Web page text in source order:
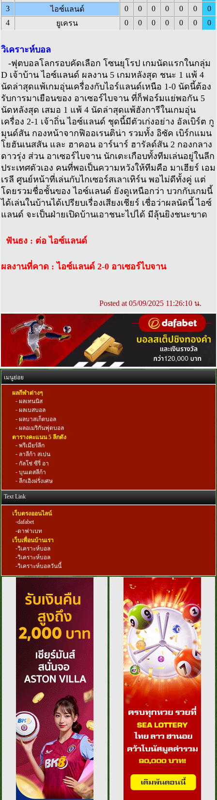
เมนูย่อย
ผลกีฬาต่างๆ
- ผลเทนนิส
- ผลเบสบอล
- ผลบาสเก็ตบอล
- ผลอเมริกันฟุตบอล
ตารางคะแนน 5 ลีกดัง
- พรีเมียร์ลีก
- ลาลีก้า สเปน
- กัลโช่ ซีรี่ อา
- บุนเดสลีก้า
- ลีกเอิงฝรั่งเศษ
Text Link
เว็บตรงออนไลน์
-dafabet
-ดาฟาเบท
เว็บเพื่อนบ้านเรา
-วิเคราะห์บอล
-วิเคราะห์บอล
-วิเคราะห์บอลวันนี้
3
ไอซ์แลนด์ 0 0 0 0 0 0
0
4
ยูเครน 0 0 0 0 0 0 0
วิเคราะห์บอล
-ฟุตบอลโลกรอบคัดเลือก โซนยุโรป เกมนัดแรกในกลุ่ม
D เจ้าบ้าน ไอซ์แลนด์ ผลงาน 5 เกมหลังสุด ชนะ 1 แพ้ 4
นัดล่าสุดแพ้เกมอุ่นเครื่องกับไอร์แลนด์เหนือ 1-0 นัดนี้ต้อง
รับการมาเยือนของ อาเซอร์ไบจาน ที่ก็ฟอร์มแย่พอกัน 5
นัดหลังสุด เสมอ 1 แพ้ 4 นัดล่าสุดแพ้ฮังการีในเกมอุ่น
เครื่อง 2-1 เจ้าถิ่น ไอซ์แลนด์ ชุดนี้มีตัวเก่งอย่าง อัลเบิร์ต กู
มุนด์สัน กองหน้าจากฟิออเรนติน่า รวมทั้ง อิซัค เบิร์กแมน
โยฮันเนสสัน และ ฮาคอน อาร์นาร์ ฮารัลด์สัน 2 กองกลาง
ดาวรุ่ง ส่วน อาเซอร์ไบจาน นักเตะเกือบทั้งทีมเล่นอยู่ในลีก
ประเทศตัวเอง คนที่พอเป็นความหวังให้ทีมคือ มาเฮียร์ เอม
เรลี ศูนย์หน้าที่เล่นกับไกเซอร์สเลาเทิร์น พอไม่ดีทั้งคู่ แต่
โดยรวมชื่อชั้นของ ไอซ์แลนด์ ยังดูเหนือกว่า บวกกับเกมนี้
ได้เล่นในบ้านได้เปรียบเรื่องเสียงเชียร์ เชื่อว่าผลนัดนี้ ไอซ์
แลนด์ จะเป็นฝ่ายเปิดบ้านเอาชนะไปได้ มีลุ้นยิงชนะขาด
ฟันธง : ต่อ ไอซ์แลนด์
ผลงานที่คาด : ไอซ์แลนด์ 2-0 อาเซอร์ไบจาน
Posted at 05/09/2025 11:26:10 น.